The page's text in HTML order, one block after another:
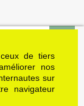
de tiers
nos
sur
navigateur